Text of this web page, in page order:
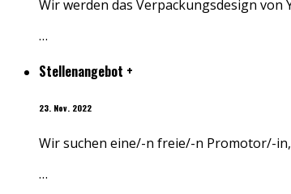
Wir werden das Verpackungsdesign von
…
Stellenangebot +
23. Nov. 2022
Wir suchen eine/-n freie/-n Promotor/-
…